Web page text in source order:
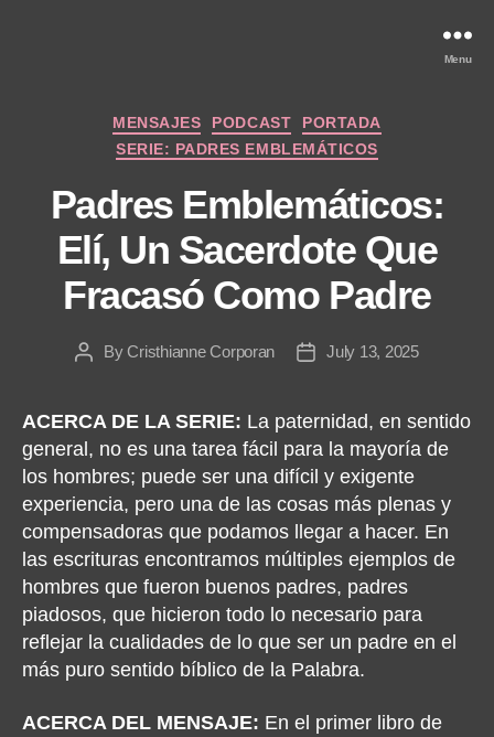
Menu
Categories
MENSAJES PODCAST
PORTADA
SERIE: PADRES EMBLEMÁTICOS
Padres Emblemáticos:
Elí, Un Sacerdote Que
Fracasó Como Padre
PostByCristhianne Corporan
PostJuly 13, 2025
ACERCA DE LA SERIE: La paternidad, en sentido
general, no es una tarea fácil para la mayoría de
los hombres; puede ser una difícil y exigente
experiencia, pero una de las cosas más plenas y
compensadoras que podamos llegar a hacer. En
las escrituras encontramos múltiples ejemplos de
hombres que fueron buenos padres, padres
piadosos, que hicieron todo lo necesario para
reflejar la cualidades de lo que ser un padre en el
más puro sentido bíblico de la Palabra.
ACERCA DEL MENSAJE: En el primer libro de